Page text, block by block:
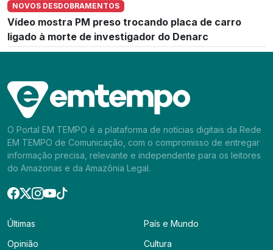
NOVOS DESDOBRAMENTOS
Vídeo mostra PM preso trocando placa de carro
ligado à morte de investigador do Denarc
O Portal EM TEMPO é a plataforma de notícias digitais da Rede
EM TEMPO de Comunicação, com o compromisso de entregar
informação precisa, relevante e independente para os leitores
do Amazonas e da Amazônia Legal.
Últimas
Opinião
País e Mundo
Cultura